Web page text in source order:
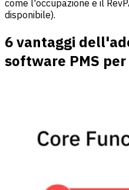
come l'occupazione e il
disponibile).
6 vantaggi
software PMS